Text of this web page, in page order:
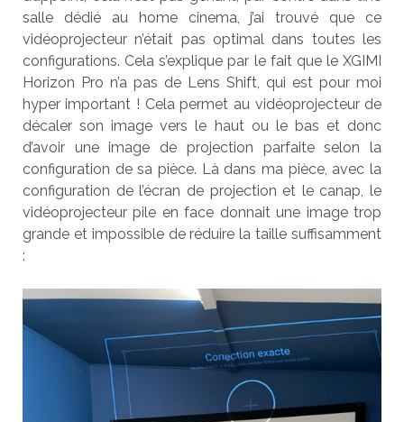
salle dédié au home cinema, j’ai trouvé que ce
vidéoprojecteur n’était pas optimal dans toutes les
configurations. Cela s’explique par le fait que le XGIMI
Horizon Pro n’a pas de Lens Shift, qui est pour moi
hyper important ! Cela permet au vidéoprojecteur de
décaler son image vers le haut ou le bas et donc
d’avoir une image de projection parfaite selon la
configuration de sa pièce. Là dans ma pièce, avec la
configuration de l’écran de projection et le canap, le
vidéoprojecteur pile en face donnait une image trop
grande et impossible de réduire la taille suffisamment
: